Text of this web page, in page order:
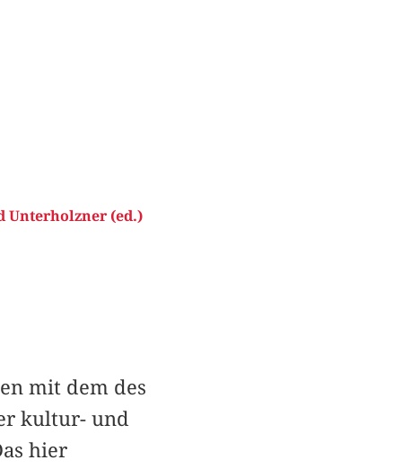
Unterholzner (ed.)
mit dem des
kultur- und
hier